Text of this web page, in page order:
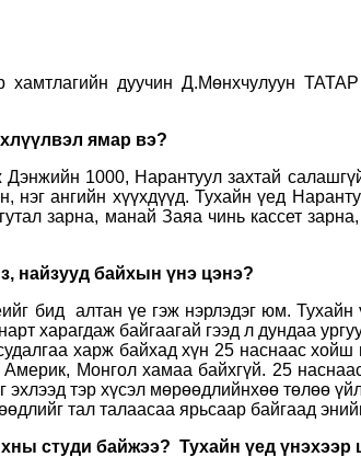
дуучин Д.Мөнхчулуун
ямар вэ?
1000, Нарантуул захтай
нэг ангийн хүүхдүүд. Тухайн үед
зарна, манай Заяа чинь кассет
найзууд байхын үнэ цэнэ?
бид алтан үе гэж нэрлэдэг юм.
харагдаж байгаагай гээд л дундаа
харж байхад хүн 25 наснаас
Америк, Монгол хамаа байхгүй. 25
эхлээд тэр хүсэл мөрөөдлийнхөө
тал талаасаа ярьсаар байгаад
студи байжээ? Тухайн үед